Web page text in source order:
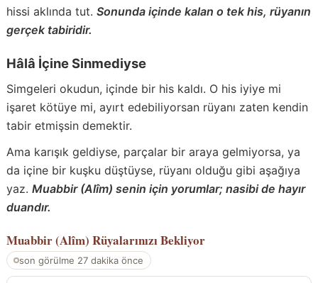
hissi aklında tut. Sonunda içinde kalan o tek his, rüyanın
gerçek tabiridir.
Hâlâ İçine Sinmediyse
Simgeleri okudun, içinde bir his kaldı. O his iyiye mi
işaret kötüye mi, ayırt edebiliyorsan rüyanı zaten kendin
tabir etmişsin demektir.
Ama karışık geldiyse, parçalar bir araya gelmiyorsa, ya
da içine bir kuşku düştüyse, rüyanı olduğu gibi aşağıya
yaz. Muabbir (Alîm) senin için yorumlar; nasibi de hayır
duandır.
Muabbir (Alîm) Rüyalarınızı Bekliyor
son görülme 27 dakika önce